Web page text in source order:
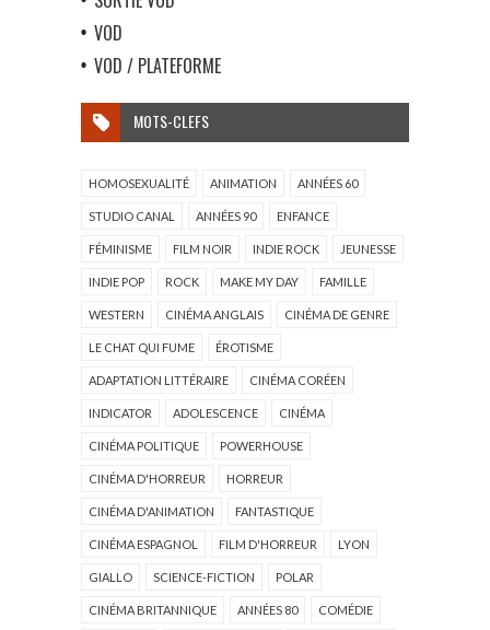
VOD
VOD / PLATEFORME
MOTS-CLEFS
HOMOSEXUALITÉ ANIMATION ANNÉES 60
STUDIO CANAL ANNÉES 90 ENFANCE
FÉMINISME FILM NOIR INDIE ROCK JEUNESSE
INDIE POP ROCK MAKE MY DAY FAMILLE
WESTERN CINÉMA ANGLAIS CINÉMA DE GENRE
LE CHAT QUI FUME ÉROTISME
ADAPTATION LITTÉRAIRE CINÉMA CORÉEN
INDICATOR ADOLESCENCE CINÉMA
CINÉMA POLITIQUE POWERHOUSE
CINÉMA D'HORREUR HORREUR
CINÉMA D'ANIMATION FANTASTIQUE
CINÉMA ESPAGNOL FILM D'HORREUR LYON
GIALLO SCIENCE-FICTION POLAR
CINÉMA BRITANNIQUE ANNÉES 80 COMÉDIE